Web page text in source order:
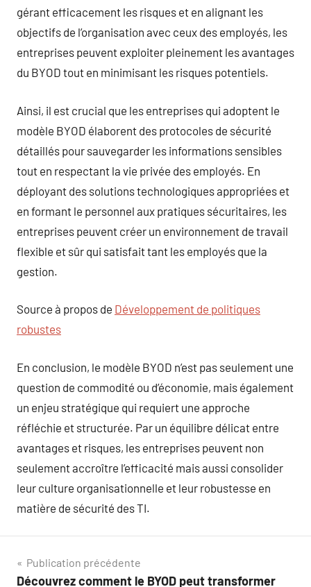
gérant efficacement les risques et en alignant les
objectifs de l’organisation avec ceux des employés, les
entreprises peuvent exploiter pleinement les avantages
du BYOD tout en minimisant les risques potentiels.
Ainsi, il est crucial que les entreprises qui adoptent le
modèle BYOD élaborent des protocoles de sécurité
détaillés pour sauvegarder les informations sensibles
tout en respectant la vie privée des employés. En
déployant des solutions technologiques appropriées et
en formant le personnel aux pratiques sécuritaires, les
entreprises peuvent créer un environnement de travail
flexible et sûr qui satisfait tant les employés que la
gestion.
Source à propos de Développement de politiques
robustes
En conclusion, le modèle BYOD n’est pas seulement une
question de commodité ou d’économie, mais également
un enjeu stratégique qui requiert une approche
réfléchie et structurée. Par un équilibre délicat entre
avantages et risques, les entreprises peuvent non
seulement accroître l’efficacité mais aussi consolider
leur culture organisationnelle et leur robustesse en
matière de sécurité des TI.
Navigation
Publication précédente
Découvrez comment le BYOD peut transformer